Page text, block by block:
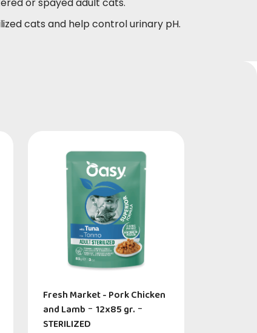
or spayed adult cats.
cats and help control urinary pH.
Fresh Market - Pork Chicken
and Lamb - 12x85 gr. -
STERILIZED